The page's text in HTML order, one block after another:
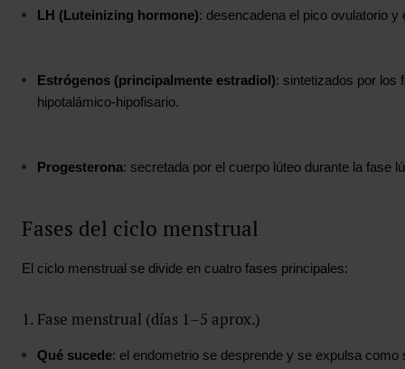
LH (Luteinizing hormone): desencadena el pico ovulatorio y
Estrógenos (principalmente estradiol): sintetizados por los
hipotalámico‑hipofisario.
Progesterona: secretada por el cuerpo lúteo durante la fase
Fases del ciclo menstrual
El ciclo menstrual se divide en cuatro fases principales:
1. Fase menstrual (días 1–5 aprox.)
Qué sucede: el endometrio se desprende y se expulsa como